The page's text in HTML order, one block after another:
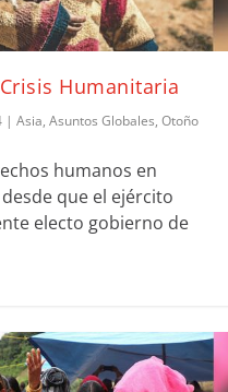
Humanitaria
|Asia,Asuntos Globales,Otoño
humanos en
que el ejército
electo gobierno de